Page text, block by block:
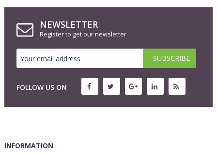
NEWSLETTER
Register to get our newsletter
FOLLOW US ON
INFORMATION